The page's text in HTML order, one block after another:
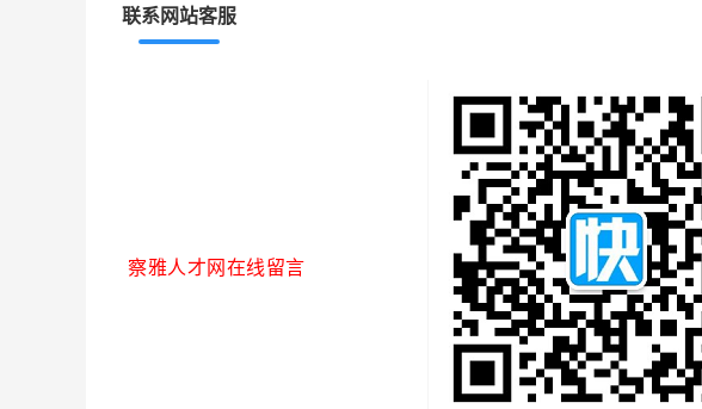
联系网站客服
察雅人才网在线留言